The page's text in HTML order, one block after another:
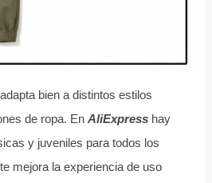
bien a distintos estilos
de ropa. En AliExpresshay
y juveniles para todos los
mejora la experiencia de uso